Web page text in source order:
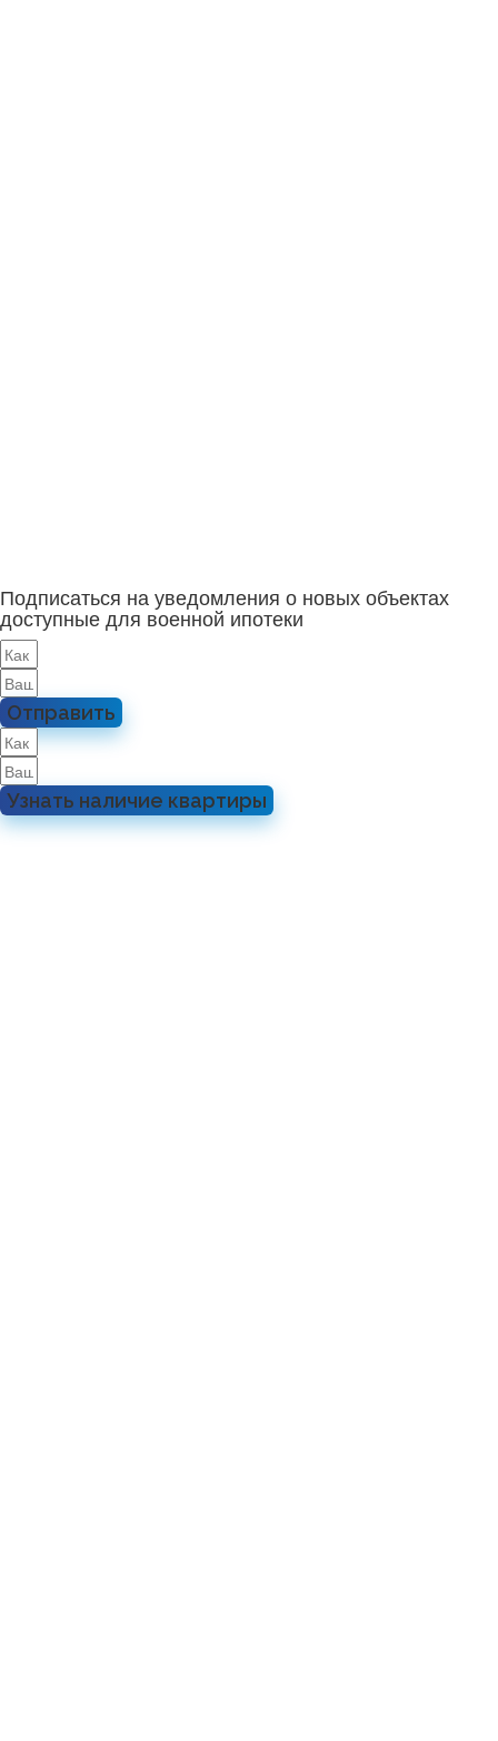
Подписаться на уведомления о новых объектах
доступные для военной ипотеки
Отправить
Узнать наличие квартиры